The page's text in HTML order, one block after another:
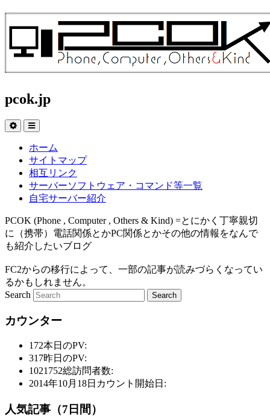
pcok.jp
ホーム
サイトマップ
相互リンク
サーバーソフトウェア・コマンド等一覧
自宅サーバー紹介
PCOK (Phone , Computer , Others & Kind) =とにかく丁寧親切
に（携帯）電話関係とかPC関係とかその他の情報をなんで
も紹介したいブログ
FC2からの移行によって、一部の記事が読みづらくなってい
るかもしれません。
Search
カウンター
172本日のPV:
317昨日のPV:
1021752総訪問者数:
2014年10月18日 カウント開始日:
人気記事（7日間）